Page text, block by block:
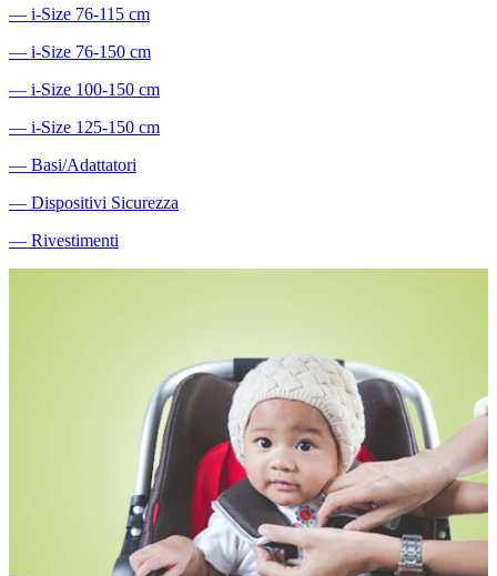
― i-Size 76-115 cm
― i-Size 76-150 cm
― i-Size 100-150 cm
― i-Size 125-150 cm
― Basi/Adattatori
― Dispositivi Sicurezza
― Rivestimenti